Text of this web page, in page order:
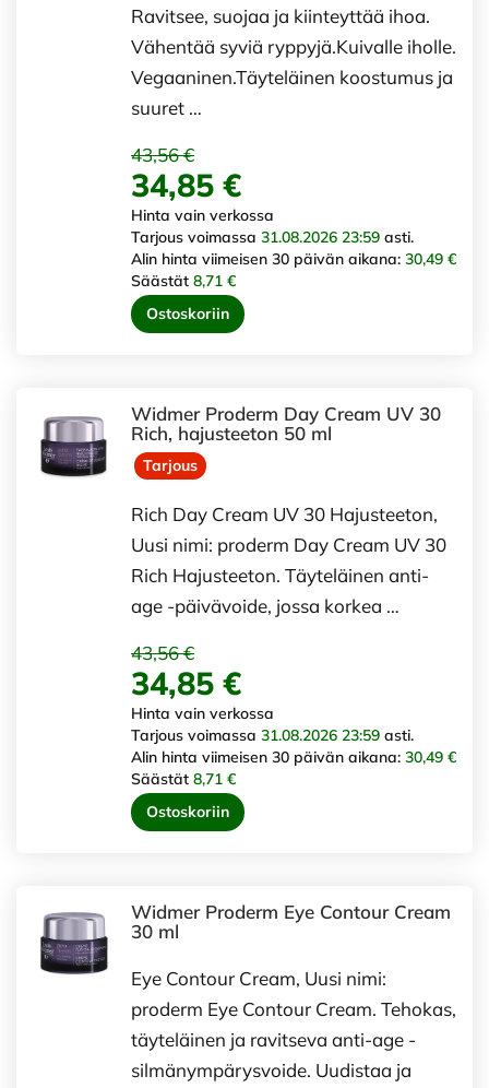
Ravitsee, suojaa ja kiinteyttää ihoa.
Vähentää syviä ryppyjä.Kuivalle iholle.
Vegaaninen.Täyteläinen koostumus ja
suuret …
43,56 €
34,85 €
Hinta vain verkossa
Tarjous voimassa 31.08.2026 23:59 asti.
Alin hinta viimeisen 30 päivän aikana: 30,49 €
Säästät 8,71 €
Ostoskoriin
Widmer Proderm Day Cream UV 30
Rich, hajusteeton 50 ml
Tarjous
Rich Day Cream UV 30 Hajusteeton,
Uusi nimi: proderm Day Cream UV 30
Rich Hajusteeton. Täyteläinen anti-
age -päivävoide, jossa korkea …
43,56 €
34,85 €
Hinta vain verkossa
Tarjous voimassa 31.08.2026 23:59 asti.
Alin hinta viimeisen 30 päivän aikana: 30,49 €
Säästät 8,71 €
Ostoskoriin
Widmer Proderm Eye Contour Cream
30 ml
Eye Contour Cream, Uusi nimi:
proderm Eye Contour Cream. Tehokas,
täyteläinen ja ravitseva anti-age -
silmänympärysvoide. Uudistaa ja